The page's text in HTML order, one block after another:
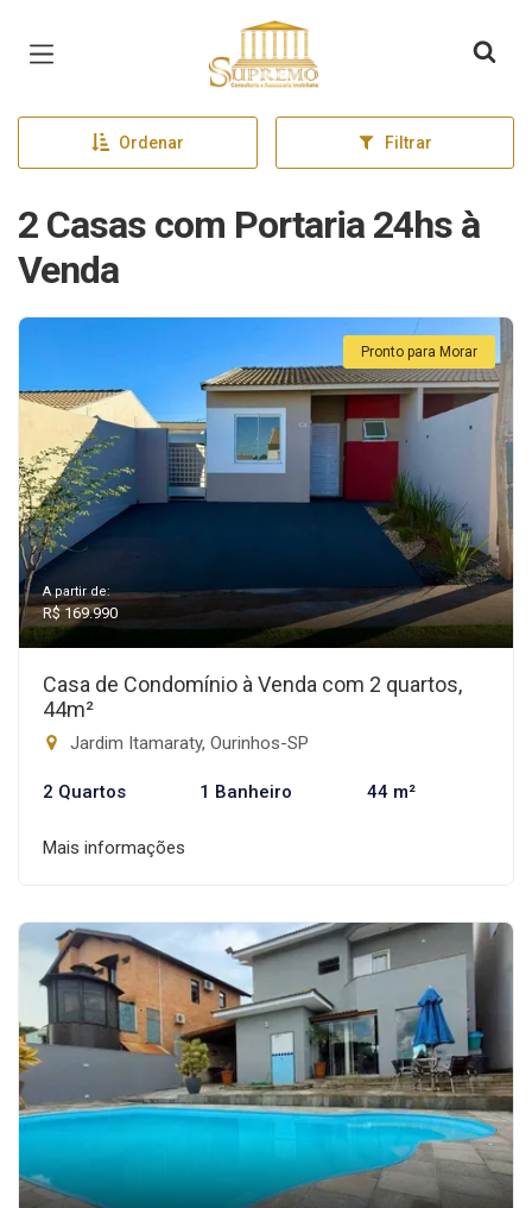
Página inicial
Ordenar Filtrar
2 Casas com Portaria 24hs à
Venda
Pronto para Morar
A partir de:
R$ 169.990
Casa de Condomínio à Venda com 2 quartos,
44m²
Jardim Itamaraty, Ourinhos-SP
2 Quartos 1 Banheiro 44 m²
Mais informações